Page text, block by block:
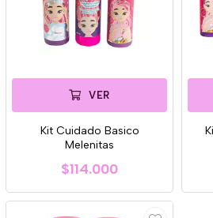
VER
Kit Cuidado Basico
Melenitas
$114.000